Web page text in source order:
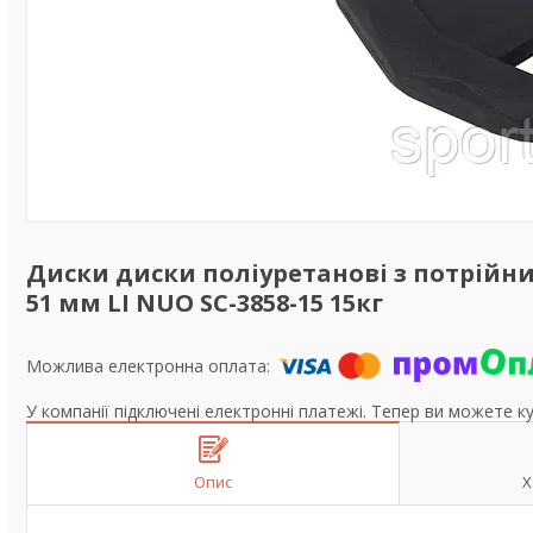
Диски диски поліуретанові з
51 мм LI NUO SC-3858-15 15кг
У компанії підключені електронні платежі. Тепер ви можете
Опис